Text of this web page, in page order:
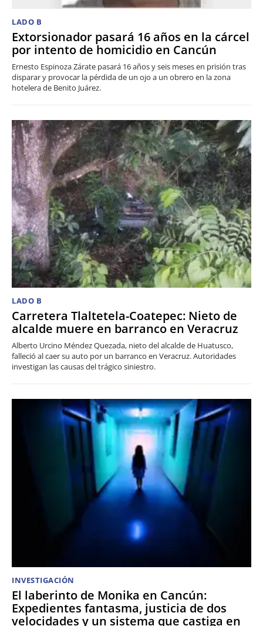
LADO B
Extorsionador pasará 16 años en la cárcel
por intento de homicidio en Cancún
Ernesto Espinoza Zárate pasará 16 años y seis meses en prisión tras
disparar y provocar la pérdida de un ojo a un obrero en la zona
hotelera de Benito Juárez.
LADO B
Carretera Tlaltetela-Coatepec: Nieto de
alcalde muere en barranco en Veracruz
Alberto Urcino Méndez Quezada, nieto del alcalde de Huatusco,
falleció al caer su auto por un barranco en Veracruz. Autoridades
investigan las causas del trágico siniestro.
INVESTIGACIÓN
El laberinto de Monika en Cancún:
Expedientes fantasma, justicia de dos
velocidades y un sistema que castiga en